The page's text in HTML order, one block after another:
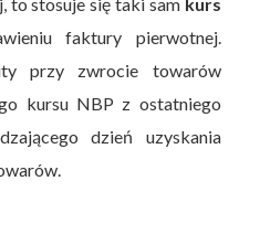
faktury pierwotnej.
przy zwrocie towarów
kursu NBP z ostatniego
dzień uzyskania